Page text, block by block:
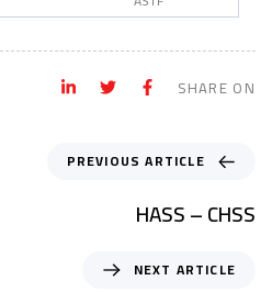
SHARE ON
PREVIOUS ARTICLE
HASS – CHSS
NEXT ARTICLE